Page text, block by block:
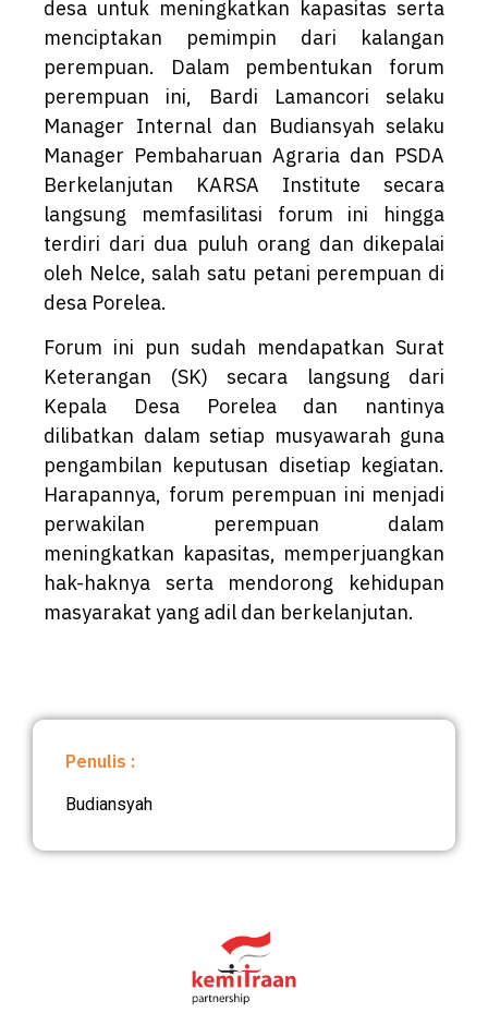
desa untuk meningkatkan kapasitas serta
menciptakan pemimpin dari kalangan
perempuan. Dalam pembentukan forum
perempuan ini, Bardi Lamancori selaku
Manager Internal dan Budiansyah selaku
Manager Pembaharuan Agraria dan PSDA
Berkelanjutan KARSA Institute secara
langsung memfasilitasi forum ini hingga
terdiri dari dua puluh orang dan dikepalai
oleh Nelce, salah satu petani perempuan di
desa Porelea.
Forum ini pun sudah mendapatkan Surat
Keterangan (SK) secara langsung dari
Kepala Desa Porelea dan nantinya
dilibatkan dalam setiap musyawarah guna
pengambilan keputusan disetiap kegiatan.
Harapannya, forum perempuan ini menjadi
perwakilan perempuan dalam
meningkatkan kapasitas, memperjuangkan
hak-haknya serta mendorong kehidupan
masyarakat yang adil dan berkelanjutan.
Penulis :
Budiansyah